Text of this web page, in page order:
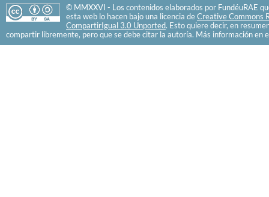
© MMXXVI - Los contenidos elaborados por FundéuRAE
esta web lo hacen bajo una licencia de Creative Commons
CompartirIgual 3.0 Unported. Esto quiere decir, en
compartir libremente, pero que se debe citar la autoría. Más información en